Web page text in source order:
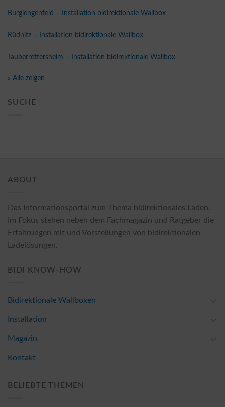
Burglengenfeld – Installation bidirektionale Wallbox
Rüdnitz – Installation bidirektionale Wallbox
Tauberrettersheim – Installation bidirektionale Wallbox
» Alle zeigen
SUCHE
ABOUT
Das Informationsportal zum Thema bidirektionales Laden.
Im Fokus stehen neben dem Fachmagazin und Ratgeber die
Erfahrungen mit und Vorstellungen von bidirektionalen
Ladelösungen.
BIDI KNOW-HOW
Bidirektionale Wallboxen
Installation
Magazin
Kontakt
BELIEBTE THEMEN